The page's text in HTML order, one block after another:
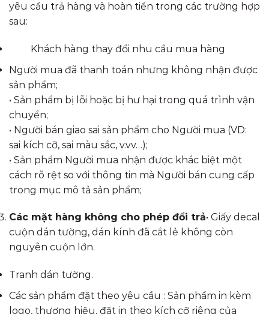
yêu cầu trả hàng và hoàn tiền trong các trường hợp
sau:
Khách hàng thay đổi nhu cầu mua hàng
Người mua đã thanh toán nhưng không nhận được
sản phẩm;
• Sản phẩm bị lỗi hoặc bị hư hại trong quá trình vận
chuyển;
• Người bán giao sai sản phẩm cho Người mua (VD:
sai kích cỡ, sai màu sắc, v.vv…);
• Sản phẩm Người mua nhận được khác biệt một
cách rõ rệt so với thông tin mà Người bán cung cấp
trong mục mô tả sản phẩm;
Các mặt hàng không cho phép đổi trả• Giấy decal
cuộn dán tường, dán kính đã cắt lẻ không còn
nguyên cuộn lớn.
Tranh dán tường.
Các sản phẩm đặt theo yêu cầu : Sản phẩm in kèm
logo, thương hiệu, đặt in theo kích cỡ riêng của